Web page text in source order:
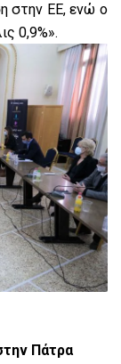
στην ΕΕ, ενώ ο
0,9%».
Πάτρα